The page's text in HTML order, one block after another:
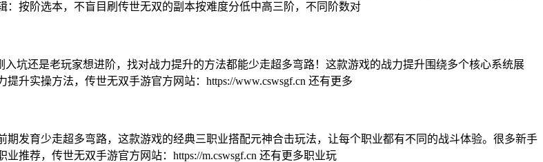
按阶选本，不盲目刷传世无双的副本按难度分低中高三阶，不同阶数对
坑还是老玩家想进阶，找对战力提升的方法都能少走超多弯路！这款游戏的战力提升围绕多个核心系统展
升实操方法，传世无双手游官方网站：https://www.cswsgf.cn 还有更多
发育少走超多弯路，这款游戏的经典三职业搭配元神合击玩法，让每个职业都有不同的战斗体验。很多新手
推荐，传世无双手游官方网站：https://m.cswsgf.cn 还有更多职业玩